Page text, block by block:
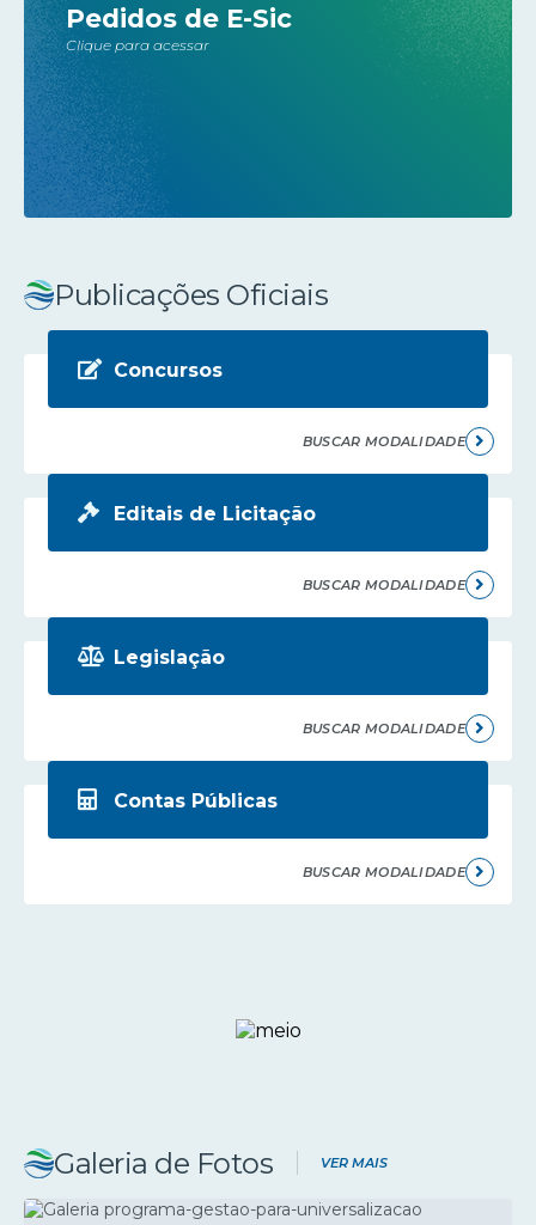
Pedidos de E-Sic
Clique para acessar
Publicações Oficiais
Concursos
BUSCAR MODALIDADE
Editais de Licitação
BUSCAR MODALIDADE
Legislação
BUSCAR MODALIDADE
Contas Públicas
BUSCAR MODALIDADE
Galeria de Fotos VER MAIS